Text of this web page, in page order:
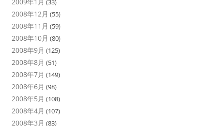
(33)
2008年12月 (55)
2008年11月 (59)
2008年10月 (80)
2008年9月 (125)
2008年8月 (51)
2008年7月 (149)
2008年6月 (98)
2008年5月 (108)
2008年4月 (107)
2008年3月 (83)